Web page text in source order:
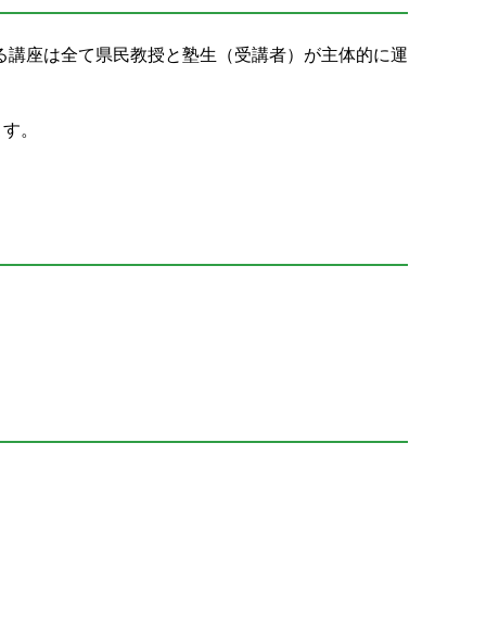
座は全て県民教授と塾生（受講者）が主体的に運
。